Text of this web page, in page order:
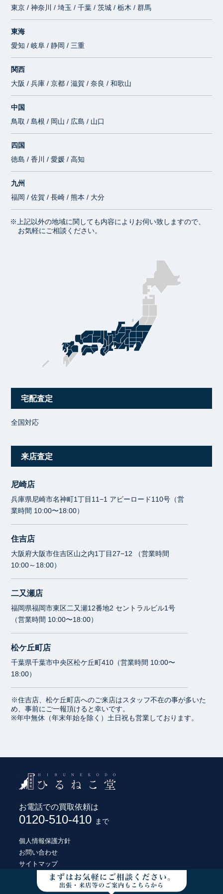
東京 / 神奈川 / 埼玉 / 千葉 / 茨城 / 栃木 / 群馬
東海
愛知 / 岐阜 / 静岡 / 三重
関西
大阪 / 兵庫 / 京都 / 滋賀 / 奈良 / 和歌山
中国
鳥取 / 島根 / 岡山 / 広島 / 山口
四国
徳島 / 香川 / 愛媛 / 高知
九州
福岡 / 佐賀 / 長崎 / 熊本 / 大分
※上記以外の地域に関しても内容によりお伺い致しますので、
お気軽にご相談ください。
宅配査定
全国対応
来店査定
尼崎店
兵庫県尼崎市名神町1丁目11−1 アビーロード110号（営
業時間 10:00〜18:00）
住吉店
大阪府大阪市住吉区山之内1丁目27−12 （営業時間
10:00～18:00）
二又瀬店
福岡県福岡市東区二又瀬12番地2 セントラルビル1号
（営業時間 10:00〜18:00）
松ケ丘町店
千葉県千葉市中央区松ケ丘町410（営業時間 10:00〜
18:00）
※住吉店、松ケ丘町店へのご来店はスタッフ不在の事が多いた
め、事前にご一報頂けると幸いです。
※年中無休（年末年始を除く）土日祝も営業しております。
お電話での買取依頼は
0120-510-410 まで
個人情報保護方針
お問い合わせ
サイトマップ
© HIRUNEKODO CO., LTD.